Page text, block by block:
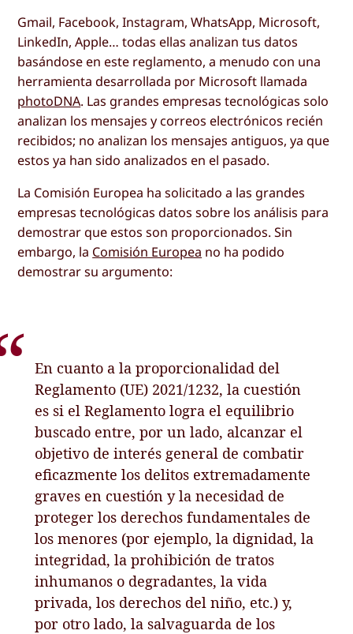
Gmail, Facebook, Instagram, WhatsApp, Microsoft,
LinkedIn, Apple… todas ellas analizan tus datos
basándose en este reglamento, a menudo con una
herramienta desarrollada por Microsoft llamada
photoDNA. Las grandes empresas tecnológicas solo
analizan los mensajes y correos electrónicos recién
recibidos; no analizan los mensajes antiguos, ya que
estos ya han sido analizados en el pasado.
La Comisión Europea ha solicitado a las grandes
empresas tecnológicas datos sobre los análisis para
demostrar que estos son proporcionados. Sin
embargo, la Comisión Europea no ha podido
demostrar su argumento:
En cuanto a la proporcionalidad del
Reglamento (UE) 2021/1232, la cuestión
es si el Reglamento logra el equilibrio
buscado entre, por un lado, alcanzar el
objetivo de interés general de combatir
eficazmente los delitos extremadamente
graves en cuestión y la necesidad de
proteger los derechos fundamentales de
los menores (por ejemplo, la dignidad, la
integridad, la prohibición de tratos
inhumanos o degradantes, la vida
privada, los derechos del niño, etc.) y,
por otro lado, la salvaguarda de los